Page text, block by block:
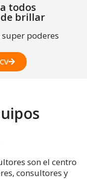
todos
brillar
poderes
son el centro
consultores y